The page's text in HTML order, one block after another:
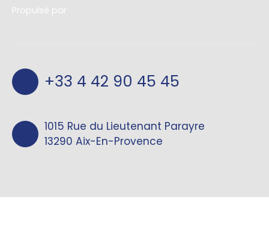
Propulsé par
+33 4 42 90 45 45
1015 Rue du Lieutenant Parayre
13290 Aix-En-Provence